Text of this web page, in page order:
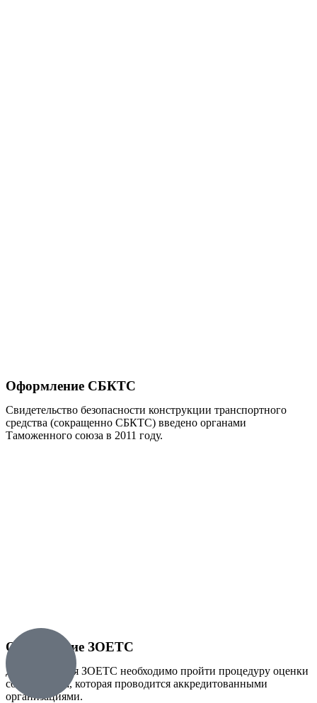
Оформление СБКТС
Свидетельство безопасности конструкции транспортного
средства (сокращенно СБКТС) введено органами
Таможенного союза в 2011 году.
Оформление ЗОЕТС
Для получения ЗОЕТС необходимо пройти процедуру оценки
соответствия, которая проводится аккредитованными
организациями.